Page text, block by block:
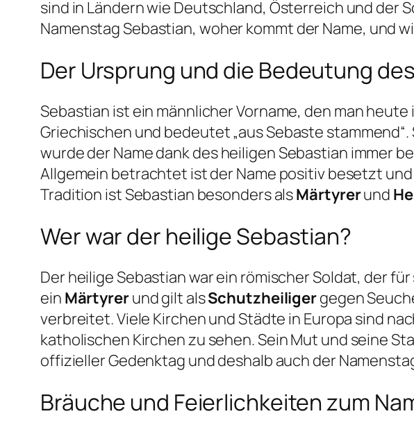
sind in Ländern wie Deutschland, Österreich und der
Namenstag Sebastian, woher kommt der Name, und
Der Ursprung und die Bedeutung
Sebastian ist ein männlicher Vorname, den man
Griechischen und bedeutet „aus Sebaste
wurde der Name dank des heiligen Sebastian immer
Allgemein betrachtet ist der Name positiv besetzt
Tradition ist Sebastian besonders alsMärtyrerund
Wer war der heilige Sebastian?
Der heilige Sebastian war ein römischer Soldat, der
ein Märtyrerund gilt alsSchutzheiligergegen
verbreitet. Viele Kirchen und Städte in Europa sind
katholischen Kirchen zu sehen. Sein Mut und seine
offizieller Gedenktag und deshalb auch der
Bräuche und Feierlichkeiten zum